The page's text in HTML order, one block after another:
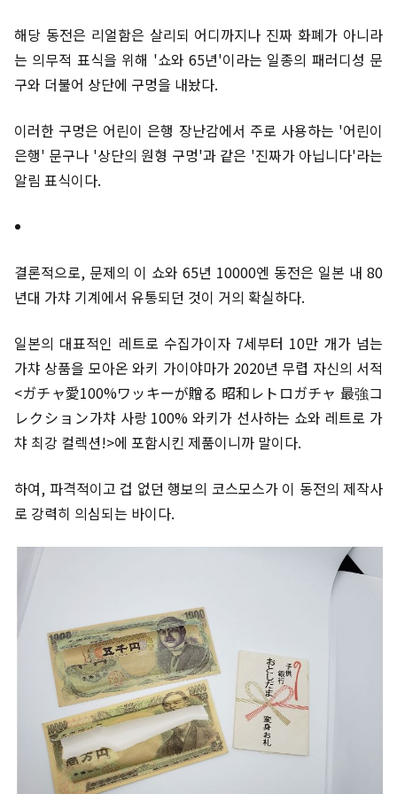
해당 동전은 리얼함은 살리되 어디까지나 진짜 화폐가 아니라
는 의무적 표식을 위해 '쇼와 65년'이라는 일종의 패러디성 문
구와 더불어 상단에 구멍을 내놨다.
이러한 구멍은 어린이 은행 장난감에서 주로 사용하는 '어린이
은행' 문구나 '상단의 원형 구멍'과 같은 '진짜가 아닙니다'라는
알림 표식이다.
결론적으로, 문제의 이 쇼와 65년 10000엔 동전은 일본 내 80
년대 가챠 기계에서 유통되던 것이 거의 확실하다.
일본의 대표적인 레트로 수집가이자 7세부터 10만 개가 넘는
가챠 상품을 모아온 와키 가이야마가 2020년 무렵 자신의 서적
<ガチャ愛100%ワッキーが贈る 昭和レトロガチャ 最強コ
レクション가챠 사랑 100% 와키가 선사하는 쇼와 레트로 가
챠 최강 컬렉션!>에 포함시킨 제품이니까 말이다.
하여, 파격적이고 겁 없던 행보의 코스모스가 이 동전의 제작사
로 강력히 의심되는 바이다.